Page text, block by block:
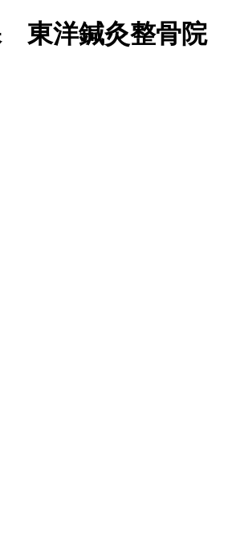
東洋鍼灸整骨院